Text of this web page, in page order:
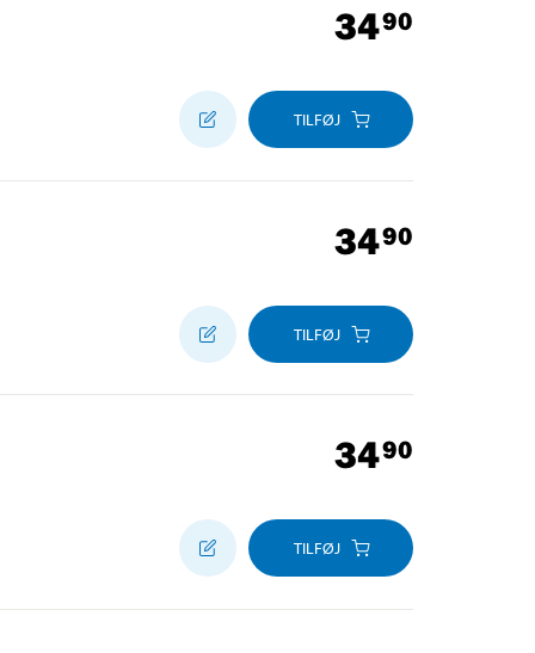
3490
TILFØJ
3490
TILFØJ
3490
TILFØJ